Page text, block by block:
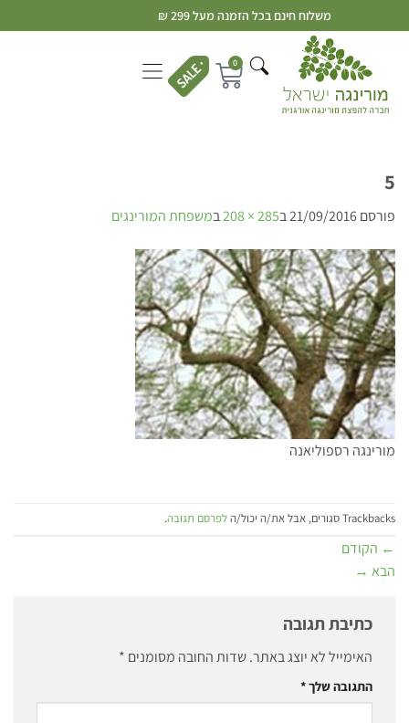
משלוח חינם בכל הזמנה מעל 299 ₪
0
5
פורסם21/09/2016ב285 × 208 במשפחת המורינגים
מורינגה רספוליאנה
Trackbacks סגורים, אבל את/ה יכול/ה לפרסם תגובה.
← הקודם
הבא →
כתיבת תגובה
האימייל לא יוצג באתר.שדות החובה מסומנים *
התגובה שלך*